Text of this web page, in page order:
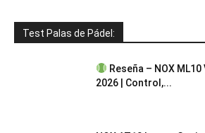
Test Palas de Pádel:
Reseña – NOX
2026 | Control,...